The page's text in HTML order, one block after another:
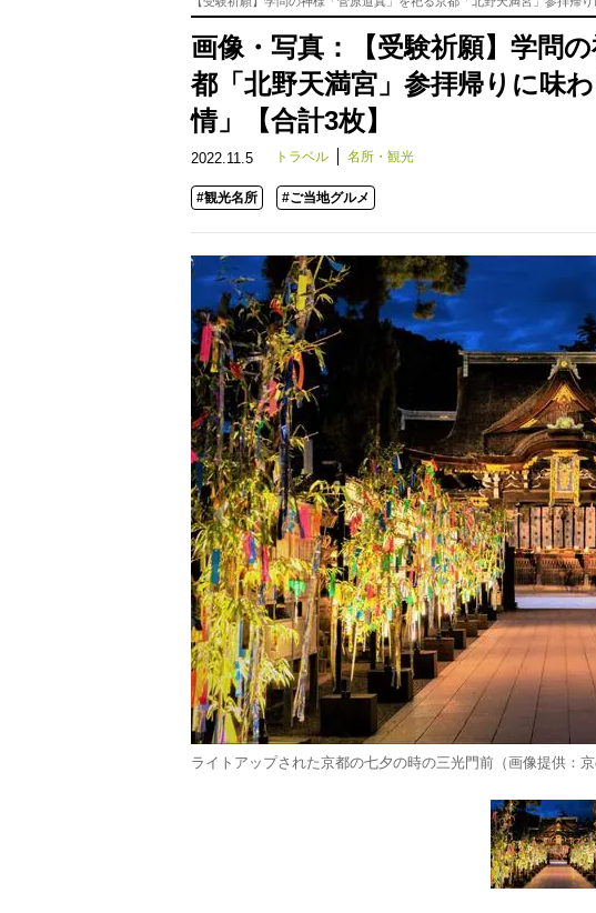
画像・写真：【受験祈願】学問
都「北野天満宮」参拝帰りに味
情」【合計3枚】
2022.11.5 トラベル 名所・観光
#観光名所 #ご当地グルメ
ライトアップされた京都の七夕の時の三光門前（画像提供：